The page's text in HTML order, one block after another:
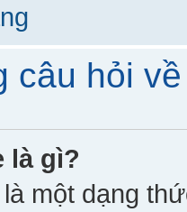
câu hỏi
là gì?
một dạng